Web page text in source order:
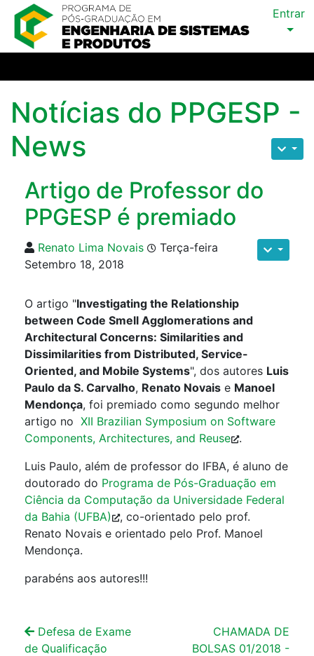
Entrar
Notícias do PPGESP -
News
Artigo de Professor do
PPGESP é premiado
Renato Lima Novais
Terça-feira
Setembro 18, 2018
O artigo "Investigating the Relationship
between Code Smell Agglomerations and
Architectural Concerns: Similarities and
Dissimilarities from Distributed, Service-
Oriented, and Mobile Systems", dos autores Luis
Paulo da S. Carvalho, Renato Novais e Manoel
Mendonça, foi premiado como segundo melhor
artigo no XII Brazilian Symposium on Software
Components, Architectures, and Reuse .
Luis Paulo, além de professor do IFBA, é aluno de
doutorado do Programa de Pós-Graduação em
Ciência da Computação da Universidade Federal
da Bahia (UFBA)
, co-orientado pelo prof.
Renato Novais e orientado pelo Prof. Manoel
Mendonça.
parabéns aos autores!!!
Defesa de Exame
de Qualificação
CHAMADA DE
BOLSAS 01/2018 -